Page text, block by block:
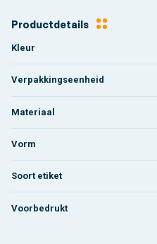
Productdetails
Kleur
Verpakkingseenheid
Materiaal
Vorm
Soort etiket
Voorbedrukt